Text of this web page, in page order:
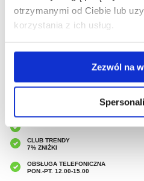
otrzymanymi od Ciebie lub
korzystania z ich usług.
Zezwól na
Opakowanie: Zastępcze
CLUB TRENDY
7% ZNIŻKI
OBSŁUGA TELEFONICZNA
PON.-PT. 12.00-15.00